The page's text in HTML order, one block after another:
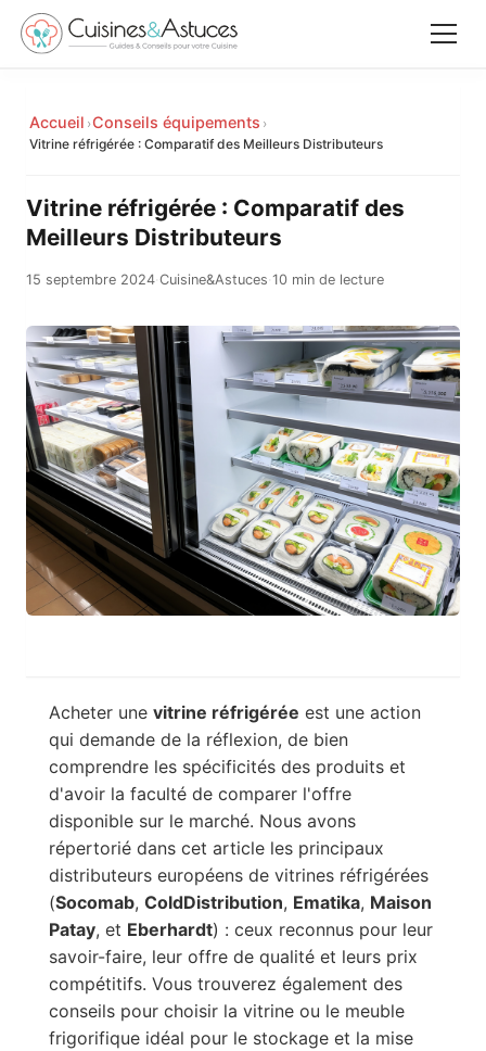
Équipements
Le saviez-vous
Astuces
Rechercher
Facebook
Accueil ›Conseils équipements ›
Vitrine réfrigérée : Comparatif des Meilleurs Distributeurs
Vitrine réfrigérée : Comparatif des
Meilleurs Distributeurs
15 septembre 2024·Cuisine&Astuces·10 min de lecture
Acheter une vitrine réfrigérée est une action
qui demande de la réflexion, de bien
comprendre les spécificités des produits et
d'avoir la faculté de comparer l'offre
disponible sur le marché. Nous avons
répertorié dans cet article les principaux
distributeurs européens de vitrines réfrigérées
(Socomab, ColdDistribution, Ematika, Maison
Patay, et Eberhardt) : ceux reconnus pour leur
savoir-faire, leur offre de qualité et leurs prix
compétitifs. Vous trouverez également des
conseils pour choisir la vitrine ou le meuble
frigorifique idéal pour le stockage et la mise